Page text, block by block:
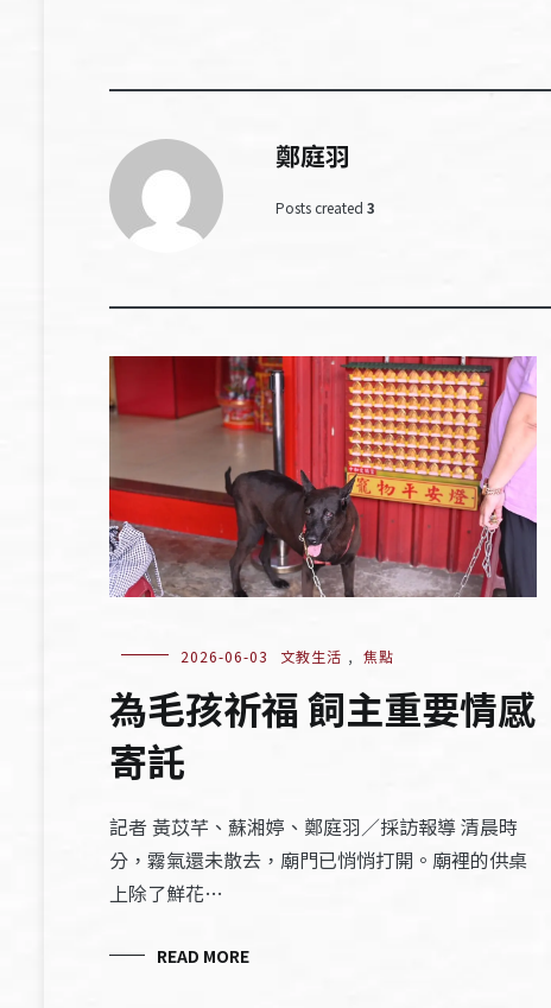
鄭庭羽
Posts created 3
2026-06-03 文教生活 , 焦點
為毛孩祈福 飼主重要情感
寄託
記者 黃苡芊、蘇湘婷、鄭庭羽／採訪報導 清晨時
分，霧氣還未散去，廟門已悄悄打開。廟裡的供桌
上除了鮮花…
READ MORE